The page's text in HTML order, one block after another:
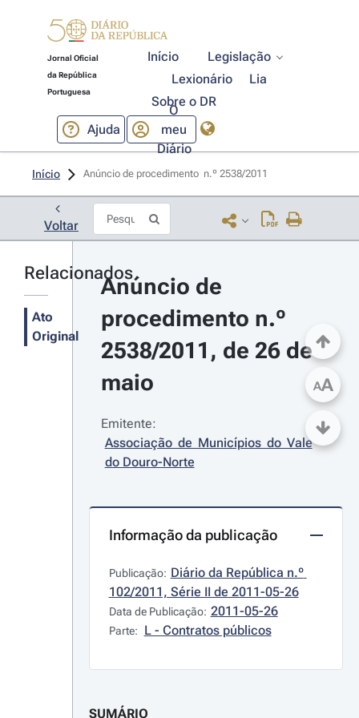
Jornal Oficial
da República
Portuguesa
Início
Legislação
Lexionário
Lia
Sobre o DR
Ajuda
O
meu
Diário
Início Anúncio de procedimento  n.º 2538/2011
Voltar
Relacionados
Ato
Original
Anúncio de
procedimento n.º
2538/2011, de 26 de
maio
Emitente:
Associação de Municípios do Vale
do Douro-Norte
Informação da publicação
Publicação: Diário da República n.º
102/2011, Série II de 2011-05-26
Data de Publicação: 2011-05-26
Parte: L - Contratos públicos
SUMÁRIO
AA